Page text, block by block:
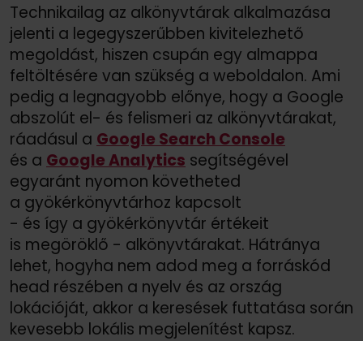
Technikailag az alkönyvtárak alkalmazása
jelenti a legegyszerűbben kivitelezhető
megoldást, hiszen csupán egy almappa
feltöltésére van szükség a weboldalon. Ami
pedig a legnagyobb előnye, hogy a Google
abszolút el- és felismeri az alkönyvtárakat,
ráadásul a Google Search Console
és a Google Analytics segítségével
egyaránt nyomon követheted
a gyökérkönyvtárhoz kapcsolt
- és így a gyökérkönyvtár értékeit
is megöröklő - alkönyvtárakat. Hátránya
lehet, hogyha nem adod meg a forráskód
head részében a nyelv és az ország
lokációját, akkor a keresések futtatása során
kevesebb lokális megjelenítést kapsz.